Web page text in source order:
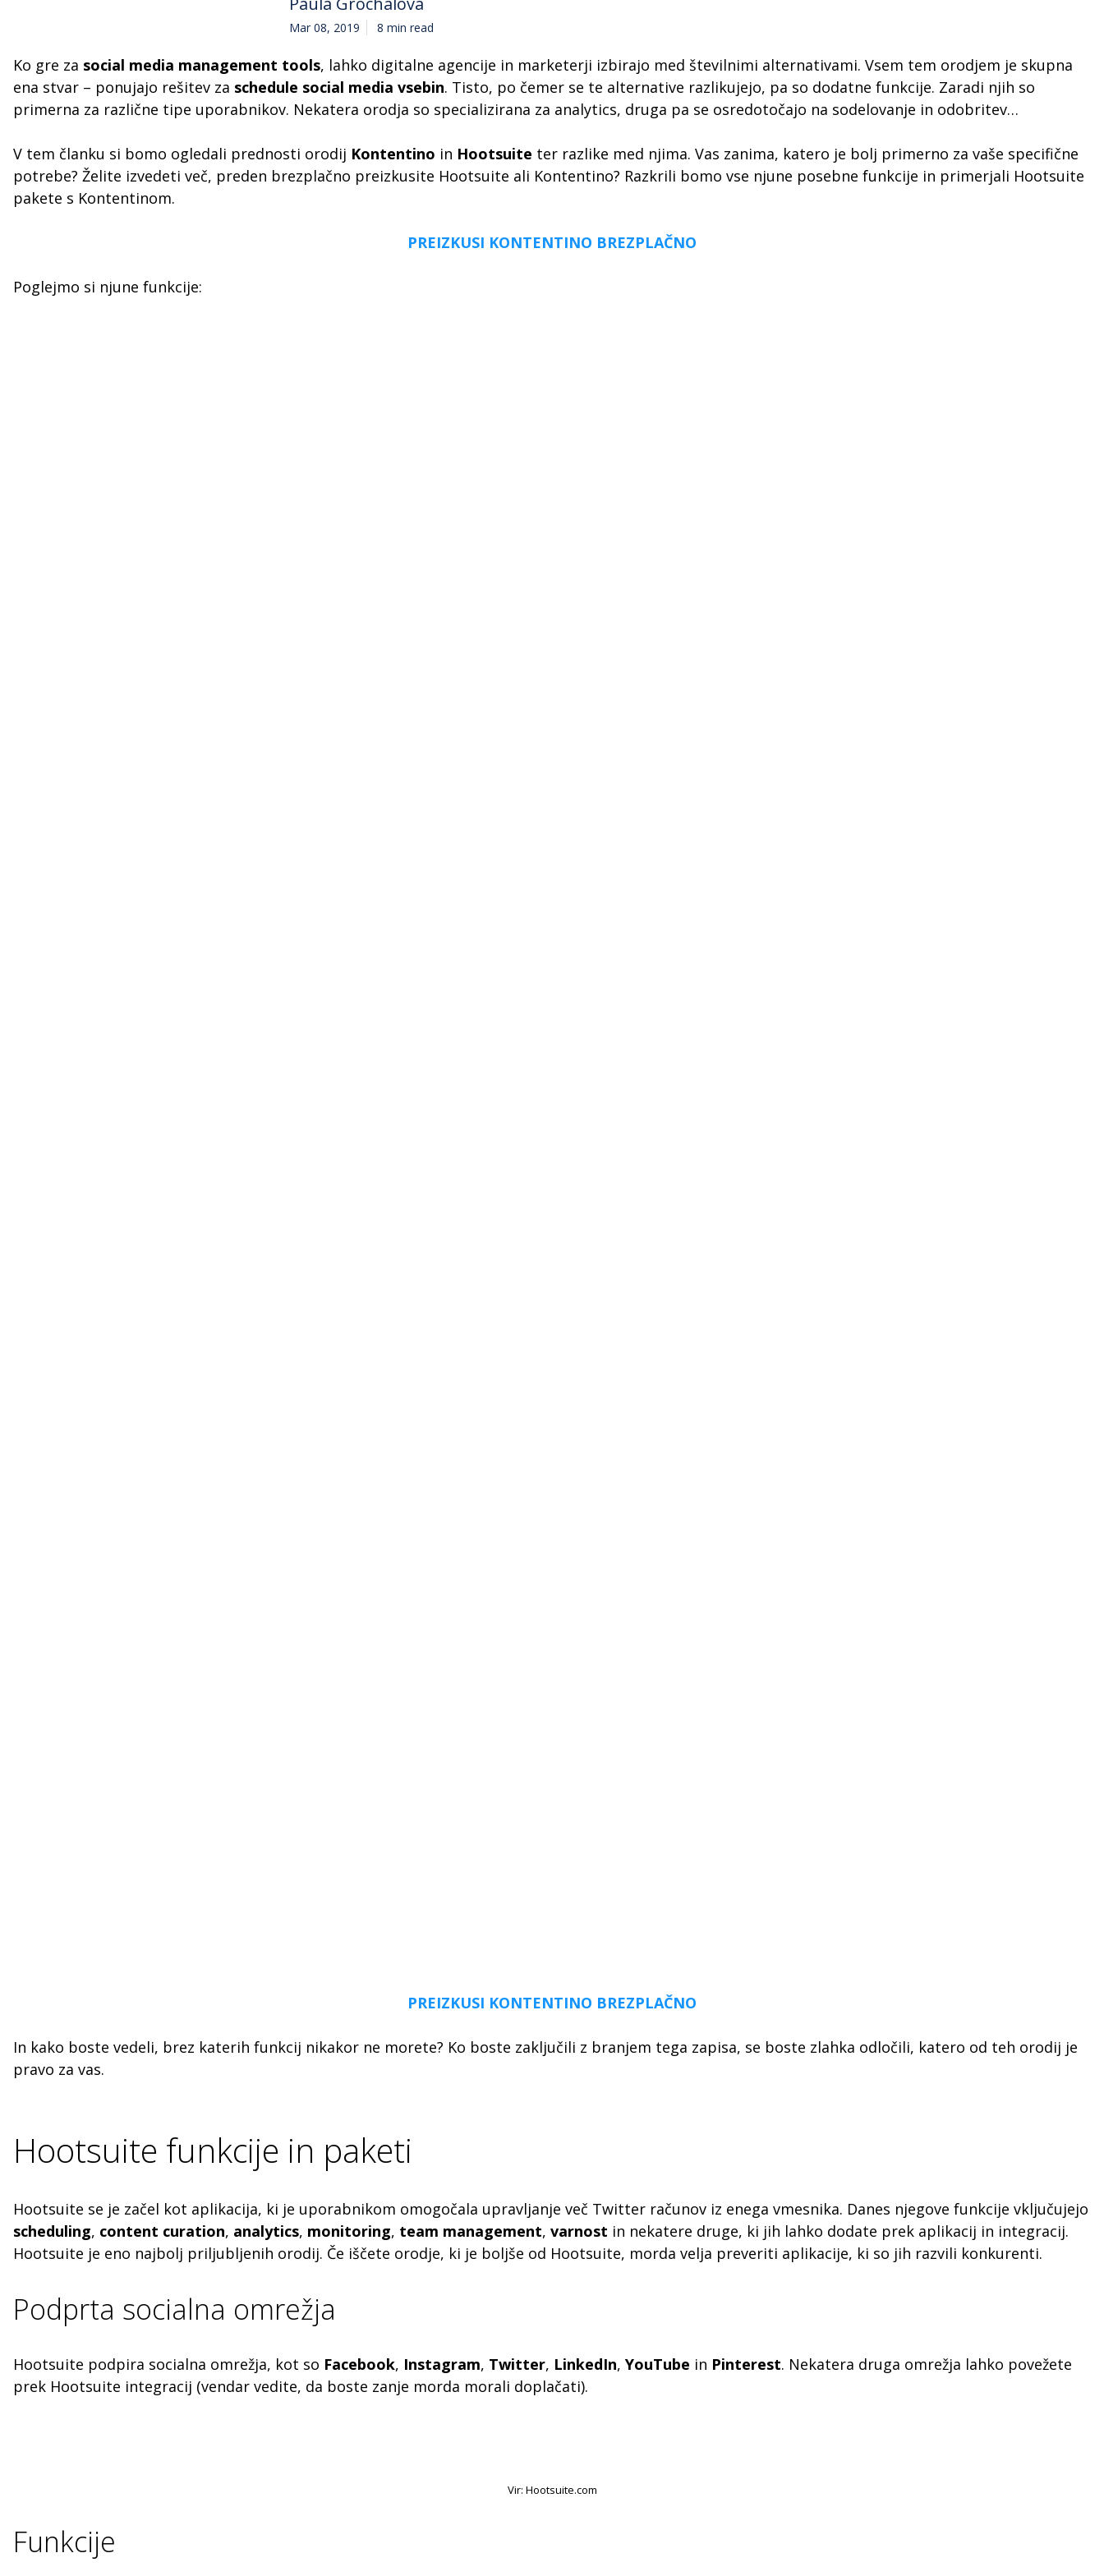
Mar 08, 2019 8 min read
Ko gre za social media management tools, lahko digitalne agencije in marketerji izbirajo med številnimi alternativami. Vsem tem orodjem je skupna
ena stvar – ponujajo rešitev za schedule social media vsebin. Tisto, po čemer se te alternative razlikujejo, pa so dodatne funkcije. Zaradi njih so
primerna za različne tipe uporabnikov. Nekatera orodja so specializirana za analytics, druga pa se osredotočajo na sodelovanje in odobritev…
V tem članku si bomo ogledali prednosti orodij Kontentino in Hootsuite ter razlike med njima. Vas zanima, katero je bolj primerno za vaše specifične
potrebe? Želite izvedeti več, preden brezplačno preizkusite Hootsuite ali Kontentino? Razkrili bomo vse njune posebne funkcije in primerjali Hootsuite
pakete s Kontentinom.
PREIZKUSI KONTENTINO BREZPLAČNO
Poglejmo si njune funkcije:
PREIZKUSI KONTENTINO BREZPLAČNO
In kako boste vedeli, brez katerih funkcij nikakor ne morete? Ko boste zaključili z branjem tega zapisa, se boste zlahka odločili, katero od teh orodij je
pravo za vas.
Hootsuite funkcije in paketi
Hootsuite se je začel kot aplikacija, ki je uporabnikom omogočala upravljanje več Twitter računov iz enega vmesnika. Danes njegove funkcije vključujejo
scheduling, content curation, analytics, monitoring, team management, varnost in nekatere druge, ki jih lahko dodate prek aplikacij in integracij.
Hootsuite je eno najbolj priljubljenih orodij. Če iščete orodje, ki je boljše od Hootsuite, morda velja preveriti aplikacije, ki so jih razvili konkurenti.
Podprta socialna omrežja
Hootsuite podpira socialna omrežja, kot so Facebook, Instagram, Twitter, LinkedIn, YouTube in Pinterest. Nekatera druga omrežja lahko povežete
prek Hootsuite integracij (vendar vedite, da boste zanje morda morali doplačati).
Vir: Hootsuite.com
Funkcije